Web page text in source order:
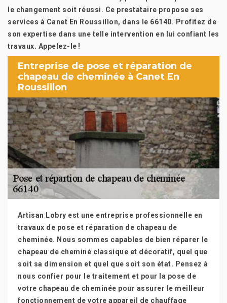
le changement soit réussi. Ce prestataire propose ses
services à Canet En Roussillon, dans le 66140. Profitez de
son expertise dans une telle intervention en lui confiant les
travaux. Appelez-le !
Entreprise de pose et réparation de
chapeau de cheminée à Canet En
Roussillon
Artisan Lobry est une entreprise professionnelle en
travaux de pose et réparation de chapeau de
cheminée. Nous sommes capables de bien réparer le
chapeau de cheminé classique et décoratif, quel que
soit sa dimension et quel que soit son état. Pensez à
nous confier pour le traitement et pour la pose de
votre chapeau de cheminée pour assurer le meilleur
fonctionnement de votre appareil de chauffage